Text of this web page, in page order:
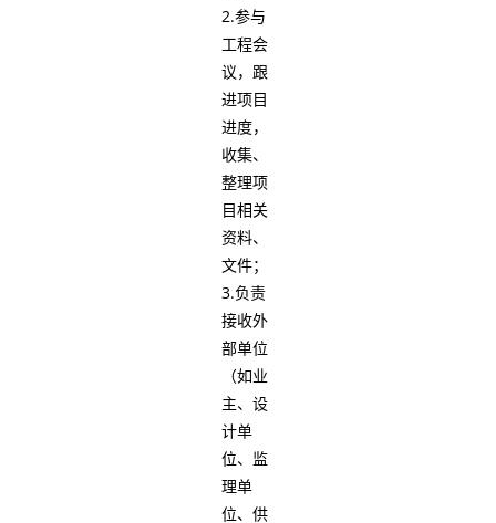
2.参与
工程会
议，跟
进项目
进度，
收集、
整理项
目相关
资料、
文件；
3.负责
接收外
部单位
（如业
主、设
计单
位、监
理单
位、供